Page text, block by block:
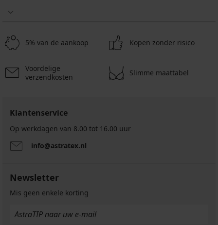
Shirt
AND
JONES
€
T-
shirt
JACK
JONES
JCOFusion
€
€
5% van de aankoop Kopen zonder risico
Voordelige
verzendkosten
Slimme maattabel
Klantenservice
Op werkdagen van 8.00 tot 16.00 uur
info@astratex.nl
Newsletter
Mis geen enkele korting